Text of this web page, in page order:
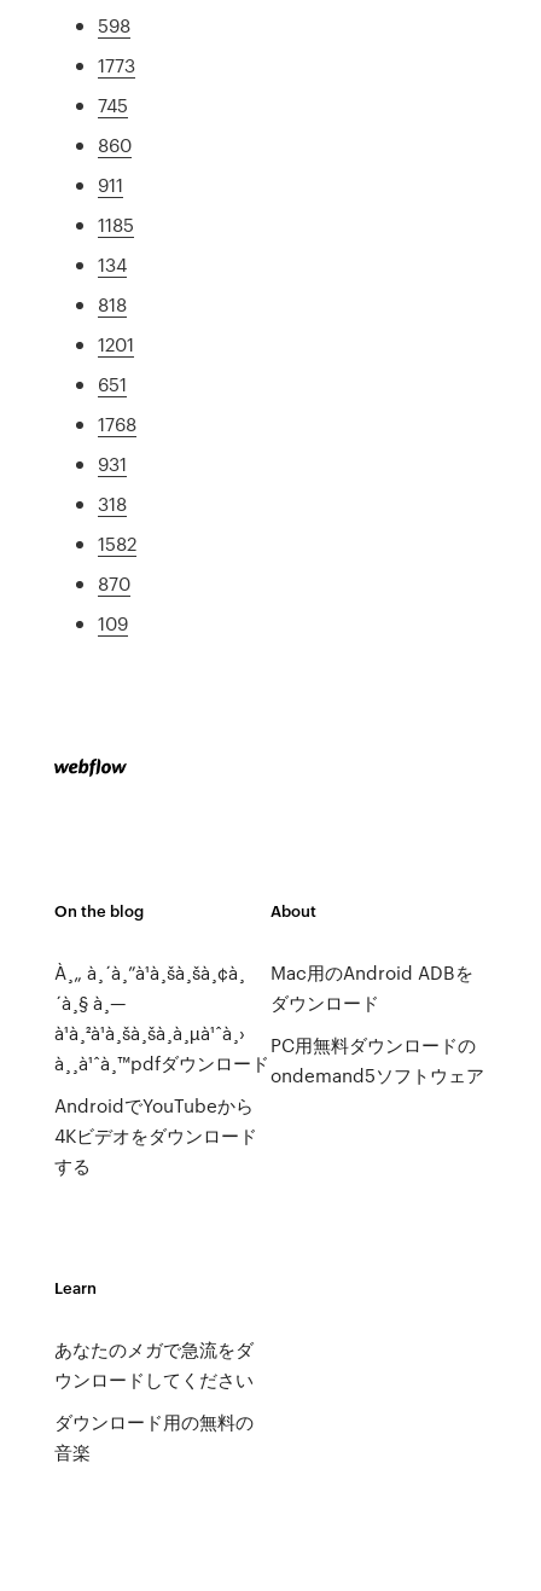
598
1773
745
860
911
1185
134
818
1201
651
1768
931
318
1582
870
109
On the blog
À¸„ à¸´à¸”à¹à¸šà¸šà¸¢à¸
´à¸§ à¸—
à¹à¸²à¹à¸šà¸šà¸à¸µà¹ˆà¸›
à¸¸à¹ˆà¸™pdfダウンロード
AndroidでYouTubeから
4Kビデオをダウンロード
する
About
Mac用のAndroid ADBを
ダウンロード
PC用無料ダウンロードの
ondemand5ソフトウェア
Learn
あなたのメガで急流をダ
ウンロードしてください
ダウンロード用の無料の
音楽